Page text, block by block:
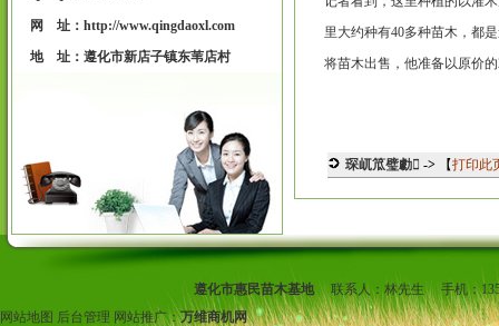
网 址：http://www.qingdaoxl.com
地 址：遵化市新店子镇东苇店村
里大约种有40多种苗木，都
将苗木出售，他准备以原价
琛屼笟璧勮 -> 【打印此
遵化市惠民苗木基地联系人：林先生手机：
网站地图 后台管理 网站推广：万维商机网